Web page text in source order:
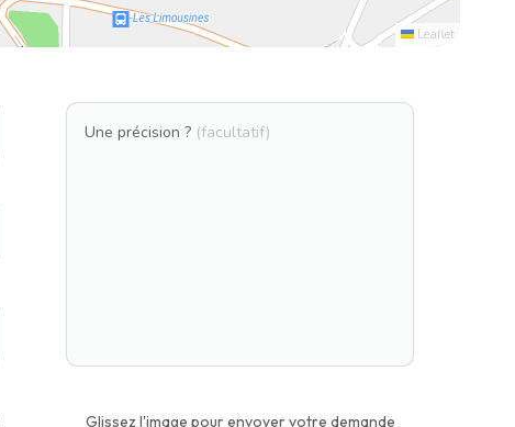
Leaflet
Une précision ? (facultatif)
Glissez l'image pour envoyer votre demande